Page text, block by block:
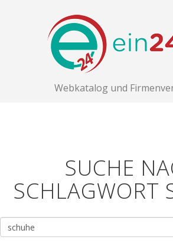
Webkatalog und
SUCHE
SCHLAGWORT